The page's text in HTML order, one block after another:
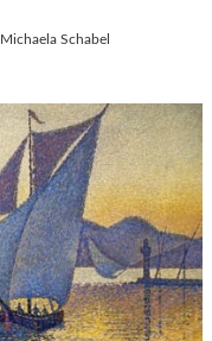
Michaela Schabel